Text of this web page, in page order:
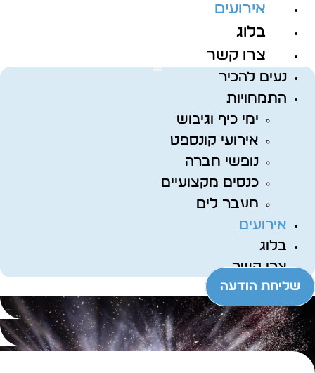
אירועים
בלוג
צרו קשר
נעים להכיר
התמחויות
ימי כיף וגיבוש
אירועי קונספט
נופשי חברה
כנסים מקצועיים
מעבר לים
אירועים
בלוג
צרו קשר
שליחת הודעה